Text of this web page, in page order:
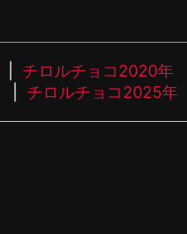
チロルチョコ2020年
チロルチョコ2025年